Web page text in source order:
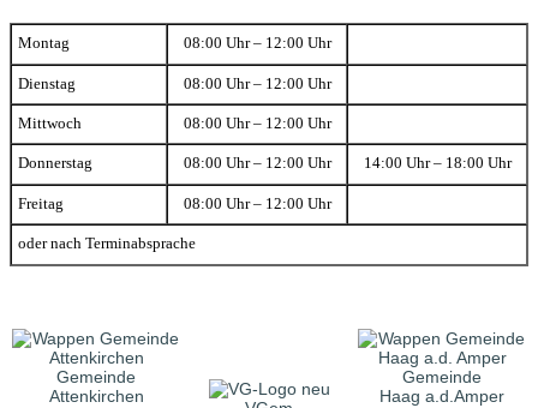
Montag 08:00 Uhr – 12:00 Uhr
Dienstag 08:00 Uhr – 12:00 Uhr
Mittwoch 08:00 Uhr – 12:00 Uhr
Donnerstag 08:00 Uhr – 12:00 Uhr 14:00 Uhr – 18:00 Uhr
Freitag 08:00 Uhr – 12:00 Uhr
oder nach Terminabsprache
Gemeinde
Attenkirchen
Gemeinde
Haag a.d.Amper